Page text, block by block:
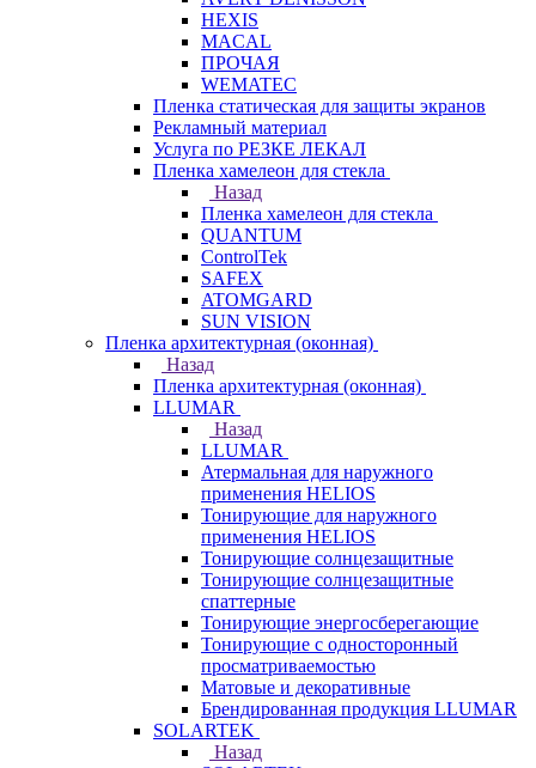
HEXIS
MACAL
ПРОЧАЯ
WEMATEC
Пленка статическая для защиты экранов
Рекламный материал
Услуга по РЕЗКЕ ЛЕКАЛ
Пленка хамелеон для стекла
Назад
Пленка хамелеон для стекла
QUANTUM
ControlTek
SAFEX
ATOMGARD
SUN VISION
Пленка архитектурная (оконная)
Назад
Пленка архитектурная (оконная)
LLUMAR
Назад
LLUMAR
Атермальная для наружного
применения HELIOS
Тонирующие для наружного
применения HELIOS
Тонирующие солнцезащитные
Тонирующие солнцезащитные
спаттерные
Тонирующие энергосберегающие
Тонирующие с односторонный
просматриваемостью
Матовые и декоративные
Брендированная продукция LLUMAR
SOLARTEK
Назад